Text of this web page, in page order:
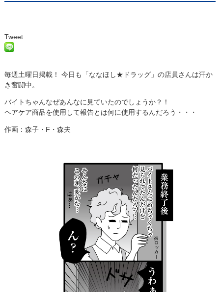
Tweet
毎週土曜日掲載！ 今日も「ななほし★ドラッグ」の店員さんは汗か
き奮闘中。
バイトちゃんなぜあんなに見ていたのでしょうか？！
ヘアケア商品を使用して報告とは何に使用するんだろう・・・
作画：森子・F・森夫